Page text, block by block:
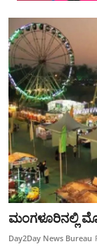
ಮಂಗಳೂರಿನಲ್ಲಿ
Day2Day News Bureau